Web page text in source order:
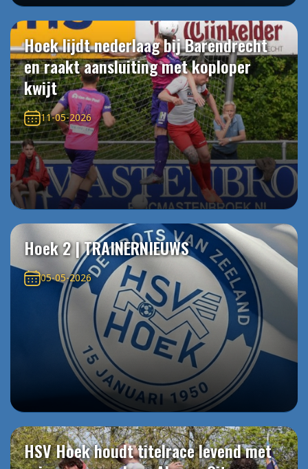
Hoek lijdt nederlaag bij Barendrecht
en raakt aansluiting met koploper
kwijt
11-05-2026
Hoek 2 | TRAINERNIEUWS
05-05-2026
HSV Hoek houdt titelrace levend met